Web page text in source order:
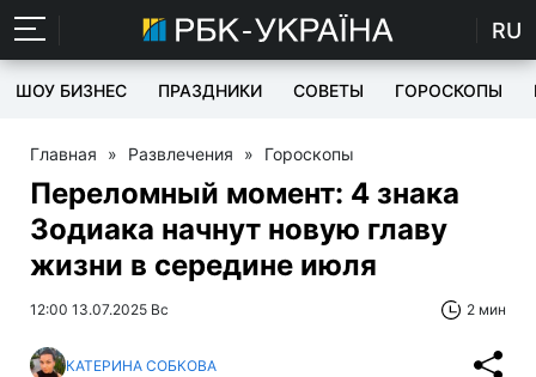
RU
ШОУ БИЗНЕС ПРАЗДНИКИ СОВЕТЫ ГОРОСКОПЫ
Главная » Развлечения » Гороскопы
Переломный момент: 4 знака
Зодиака начнут новую главу
жизни в середине июля
12:00 13.07.2025 Вс 2 мин
КАТЕРИНА СОБКОВА